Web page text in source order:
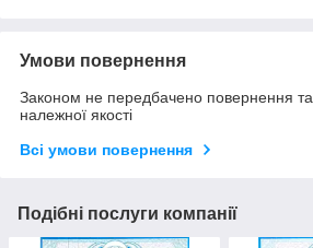
Умови повернення
Законом не передбачено повернення
належної якості
Всі умови повернення
Подібні послуги компанії